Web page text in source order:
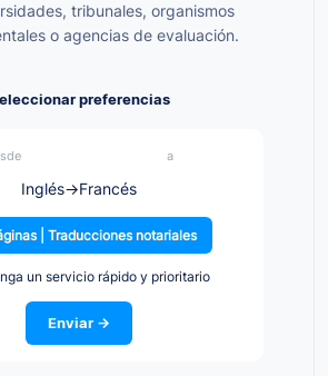
tribunales, organismos
o agencias de evaluación.
preferencias
a
Inglés→Francés
| Traducciones notariales
un servicio rápido y prioritario
Enviar →